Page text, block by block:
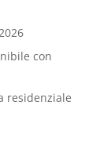
con
residenziale